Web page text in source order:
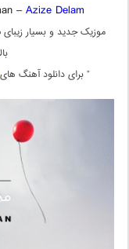
–Azize Delam
موزیک جدید و بسیار زیبای
” برای دانلود آهنگ